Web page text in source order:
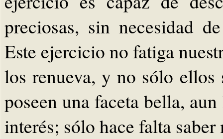
preciosas, sin necesidad
Este ejercicio no fatiga
los renueva, y no sólo ellos
poseen una faceta bella,
interés; sólo hace falta